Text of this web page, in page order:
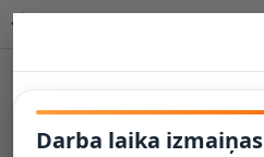
Darba laika izmaiņas